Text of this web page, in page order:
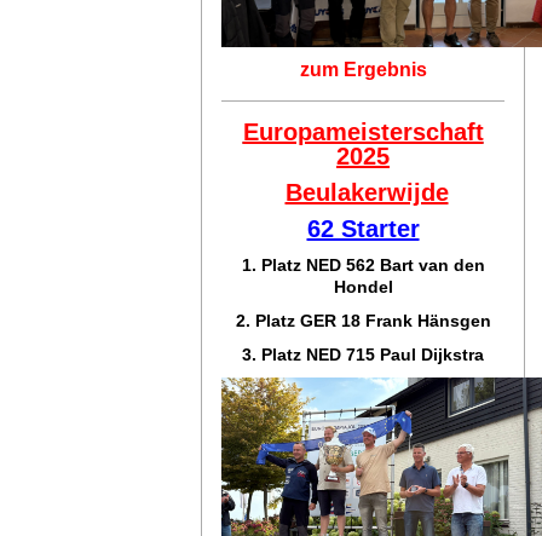
zum Ergebnis
Europameisterschaft
2025
Beulakerwijde
62 Starter
1. Platz NED 562 Bart van den
Hondel
2. Platz GER 18 Frank Hänsgen
3. Platz NED 715 Paul Dijkstra